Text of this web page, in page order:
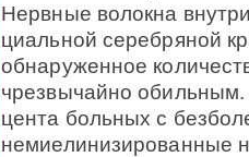
Нервные волокна
циаль­ной серебряной
обнаруженное
чрезвычайно
цента больных с
немиелинизированные